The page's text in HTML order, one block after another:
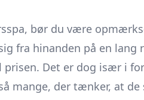
bør du være
fra hinanden på en lang
prisen. Det er dog især i
mange, der tænker, at de